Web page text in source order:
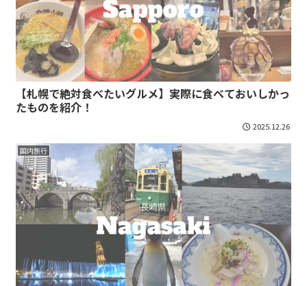
【札幌で絶対食べたいグルメ】実際に食べておいしかっ
たものを紹介！
2025.12.26
国内旅行